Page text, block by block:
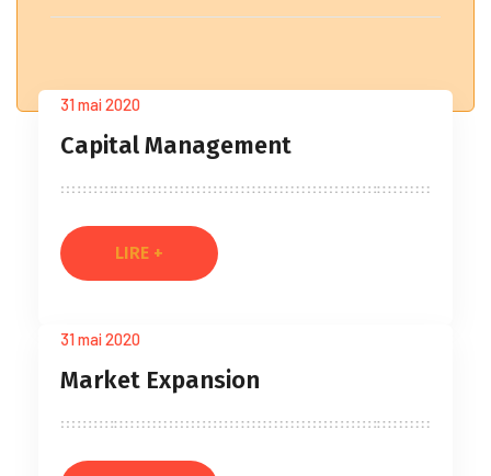
31 mai 2020
Capital Management
LIRE +
31 mai 2020
Market Expansion